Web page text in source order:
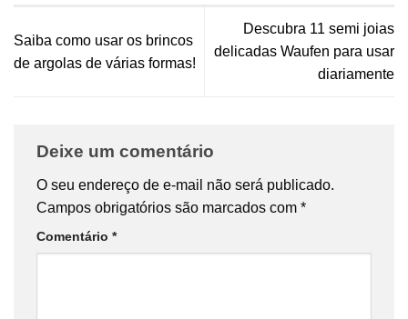
Saiba como usar os brincos
de argolas de várias formas!
Descubra 11 semi joias
delicadas Waufen para usar
diariamente
Deixe um comentário
O seu endereço de e-mail não será publicado.
Campos obrigatórios são marcados com *
Comentário *